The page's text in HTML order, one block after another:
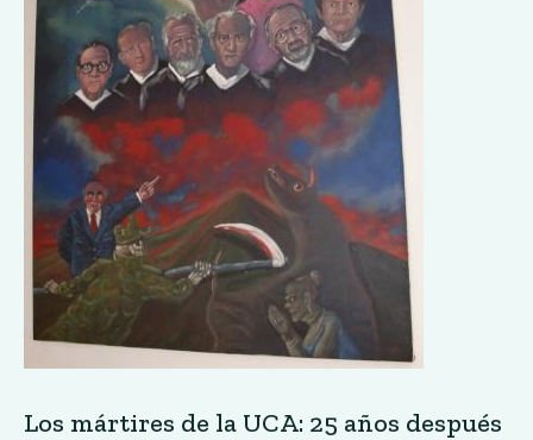
Los mártires de la UCA: 25 años después